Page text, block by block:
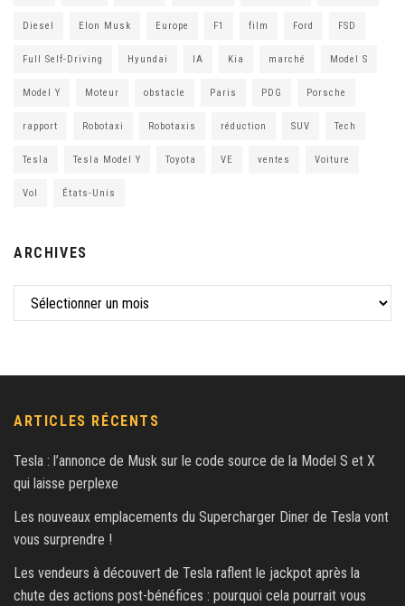
Diesel Elon Musk Europe F1 film Ford FSD
Full Self-Driving Hyundai IA Kia marché Model S
Model Y Moteur obstacle Paris PDG Porsche
rapport Robotaxi Robotaxis réduction SUV Tech
Tesla Tesla Model Y Toyota VE ventes Voiture
Vol États-Unis
ARCHIVES
ARTICLES RÉCENTS
Tesla : l’annonce de Musk sur le code source de la Model S et X
qui laisse perplexe
Les nouveaux emplacements du Supercharger Diner de Tesla vont
vous surprendre !
Les vendeurs à découvert de Tesla raflent le jackpot après la
chute des actions post-bénéfices : pourquoi cela pourrait vous